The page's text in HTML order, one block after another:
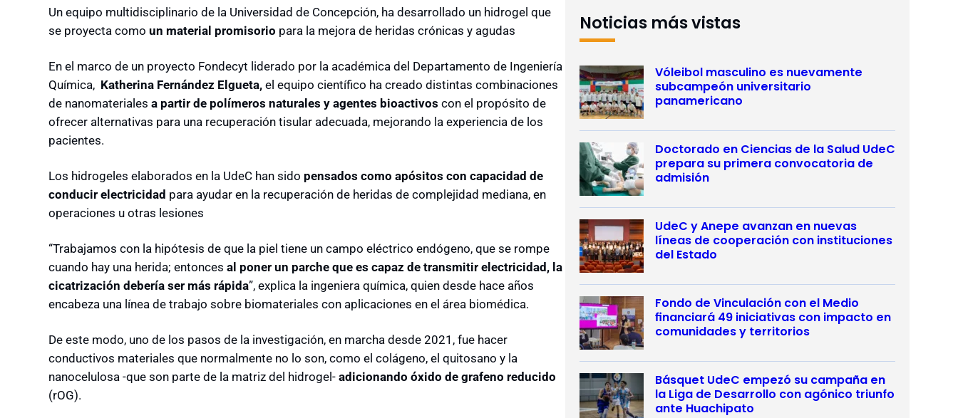
Un equipo multidisciplinario de la Universidad de Concepción, ha desarrollado un hidrogel que
se proyecta como un material promisorio para la mejora de heridas crónicas y agudas
En el marco de un proyecto Fondecyt liderado por la académica del Departamento de Ingeniería
Química, Katherina Fernández Elgueta, el equipo científico ha creado distintas combinaciones
de nanomateriales a partir de polímeros naturales y agentes bioactivos con el propósito de
ofrecer alternativas para una recuperación tisular adecuada, mejorando la experiencia de los
pacientes.
Los hidrogeles elaborados en la UdeC han sido pensados como apósitos con capacidad de
conducir electricidad para ayudar en la recuperación de heridas de complejidad mediana, en
operaciones u otras lesiones
“Trabajamos con la hipótesis de que la piel tiene un campo eléctrico endógeno, que se rompe
cuando hay una herida; entonces al poner un parche que es capaz de transmitir electricidad, la
cicatrización debería ser más rápida”, explica la ingeniera química, quien desde hace años
encabeza una línea de trabajo sobre biomateriales con aplicaciones en el área biomédica.
De este modo, uno de los pasos de la investigación, en marcha desde 2021, fue hacer
conductivos materiales que normalmente no lo son, como el colágeno, el quitosano y la
nanocelulosa -que son parte de la matriz del hidrogel- adicionando óxido de grafeno reducido
(rOG).
Noticias más vistas
Vóleibol masculino es nuevamente
subcampeón universitario
panamericano
Doctorado en Ciencias de la Salud UdeC
prepara su primera convocatoria de
admisión
UdeC y Anepe avanzan en nuevas
líneas de cooperación con instituciones
del Estado
Fondo de Vinculación con el Medio
financiará 49 iniciativas con impacto en
comunidades y territorios
Básquet UdeC empezó su campaña en
la Liga de Desarrollo con agónico triunfo
ante Huachipato